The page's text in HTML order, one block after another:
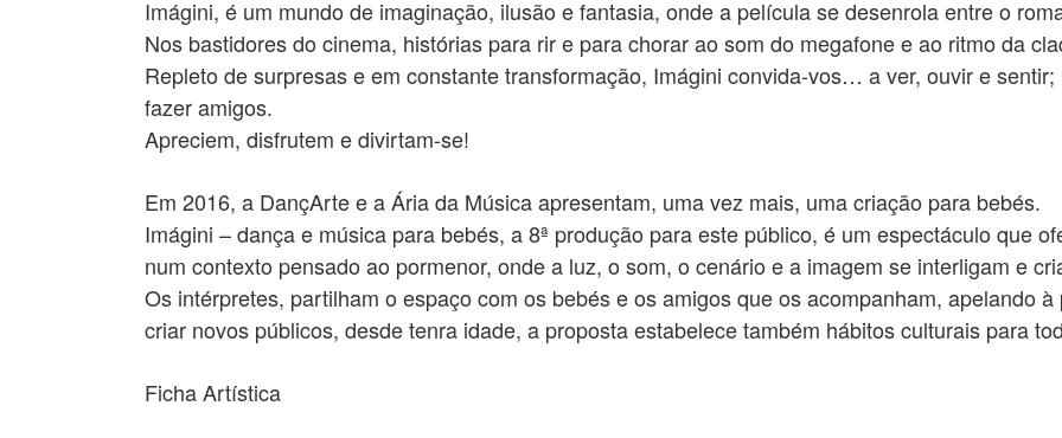
Imágini, é um mundo de imaginação, ilusão e fantasia, onde a película se desenrola entre o
Nos bastidores do cinema, histórias para rir e para chorar ao som do megafone e ao ritmo da
Repleto de surpresas e em constante transformação, Imágini convida-vos… a ver, ouvir e
fazer amigos.
Apreciem, disfrutem e divirtam-se!
Em 2016, a DançArte e a Ária da Música apresentam, uma vez mais, uma criação para bebés.
Imágini – dança e música para bebés, a 8ª produção para este público, é um espectáculo que
num contexto pensado ao pormenor, onde a luz, o som, o cenário e a imagem se interligam e
Os intérpretes, partilham o espaço com os bebés e os amigos que os acompanham, apelando
criar novos públicos, desde tenra idade, a proposta estabelece também hábitos culturais para
Ficha Artística